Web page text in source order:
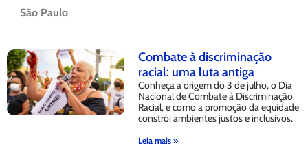
São Paulo
Combate à discriminação
racial: uma luta antiga
Conheça a origem do 3 de julho, o Dia
Nacional de Combate à Discriminação
Racial, e como a promoção da equidade
constrói ambientes justos e inclusivos.
Leia mais »